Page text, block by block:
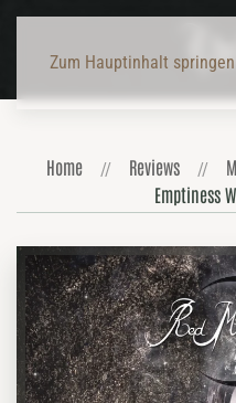
Zum Hauptinhalt springen
Home Reviews
Emptiness